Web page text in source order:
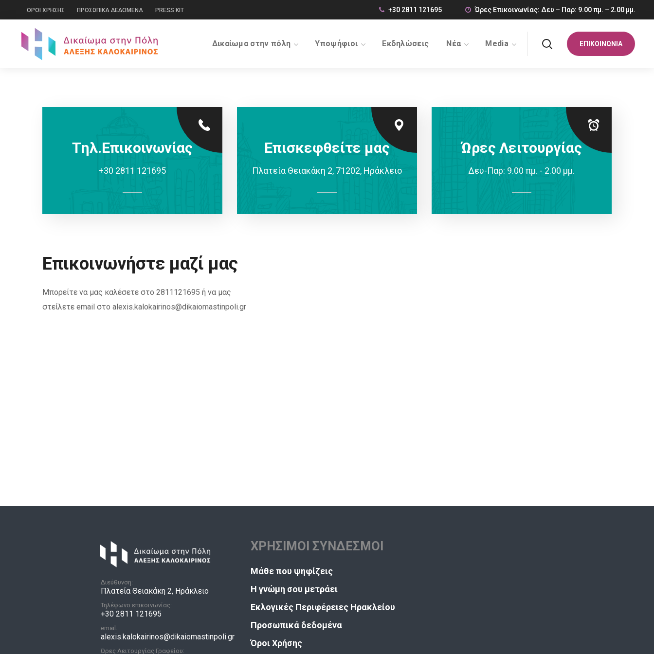
ΟΡΟΙ ΧΡΗΣΗΣ ΠΡΟΣΩΠΙΚΑ ΔΕΔΟΜΕΝΑ PRESS KIT +30 2811 121695 Ώρες Επικοινωνίας: Δευ – Παρ: 9.00 πμ. – 2.00 μμ.
Δικαίωμα στην πόλη Υποψήφιοι Εκδηλώσεις Νέα Media ΕΠΙΚΟΙΝΩΝΙΑ
Τηλ.Επικοινωνίας
+30 2811 121695
Επισκεφθείτε μας
Πλατεία Θειακάκη 2, 71202, Ηράκλειο
Ώρες Λειτουργίας
Δευ-Παρ: 9.00 πμ. - 2.00 μμ.
Επικοινωνήστε μαζί μας
Μπορείτε να μας καλέσετε στο 2811121695 ή να μας
στείλετε email στο alexis.kalokairinos@dikaiomastinpoli.gr
Διεύθυνση:
Πλατεία Θειακάκη 2, Ηράκλειο
Τηλέφωνο επικοινωνίας:
+30 2811 121695
email:
alexis.kalokairinos@dikaiomastinpoli.gr
Ώρες Λειτουργίας Γραφείου:
ΧΡΗΣΙΜΟΙ ΣΥΝΔΕΣΜΟΙ
Μάθε που ψηφίζεις
Η γνώμη σου μετράει
Εκλογικές Περιφέρειες Ηρακλείου
Προσωπικά δεδομένα
Όροι Χρήσης